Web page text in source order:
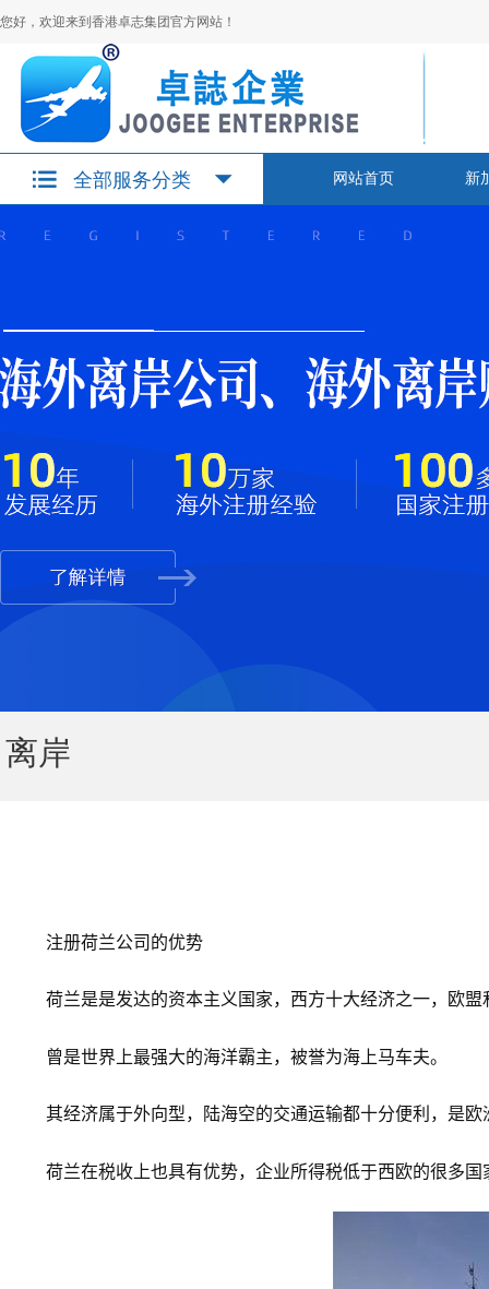
您好，欢迎来到香港卓志集团官方网站！
全部服务分类 网站首页 新
离岸
注册荷兰公司的优势
荷兰是是发达的资本主义国家，西方十大经济之一，欧
曾是世界上最强大的海洋霸主，被誉为海上马车夫。
其经济属于外向型，陆海空的交通运输都十分便利，是
荷兰在税收上也具有优势，企业所得税低于西欧的很多